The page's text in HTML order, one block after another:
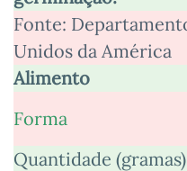
Fonte:
Unidos da América
Alimento
Forma
Quantidade (gramas)